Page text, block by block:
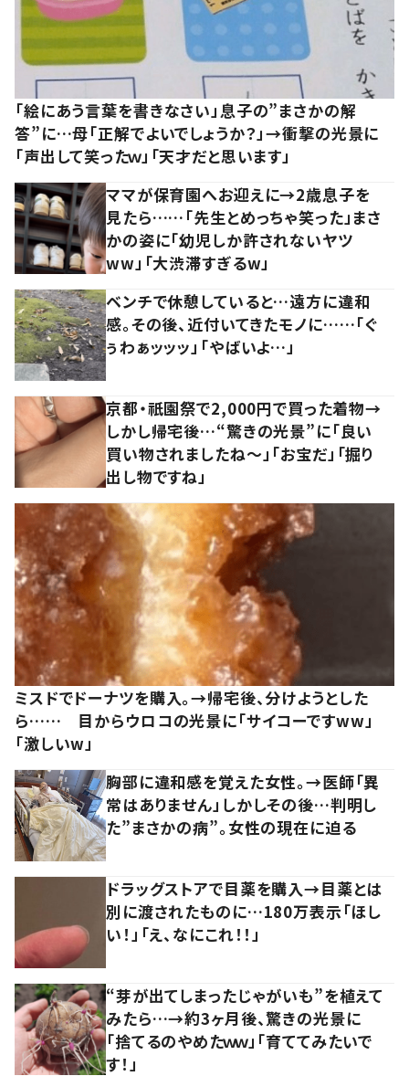
「絵にあう言葉を書きなさい」息子の”まさかの解
答”に…母「正解でよいでしょうか？」→衝撃の光景に
「声出して笑ったｗ」「天才だと思います」
ママが保育園へお迎えに→2歳息子を
見たら……「先生とめっちゃ笑った」まさ
かの姿に「幼児しか許されないヤツ
ww」「大渋滞すぎるw」
ベンチで休憩していると…遠方に違和
感。その後、近付いてきたモノに……「ぐ
ぅわぁッッッ」「やばいよ…」
京都・祇園祭で2,000円で買った着物→
しかし帰宅後…“驚きの光景”に「良い
買い物されましたね～」「お宝だ」「掘り
出し物ですね」
ミスドでドーナツを購入。→帰宅後、分けようとした
ら…… 目からウロコの光景に「サイコーですww」
「激しいw」
胸部に違和感を覚えた女性。→医師「異
常はありません」しかしその後…判明し
た”まさかの病”。女性の現在に迫る
ドラッグストアで目薬を購入→目薬とは
別に渡されたものに…180万表示「ほし
い！」「え、なにこれ！！」
“芽が出てしまったじゃがいも”を植えて
みたら…→約3ヶ月後、驚きの光景に
「捨てるのやめたｗｗ」「育ててみたいで
す！」